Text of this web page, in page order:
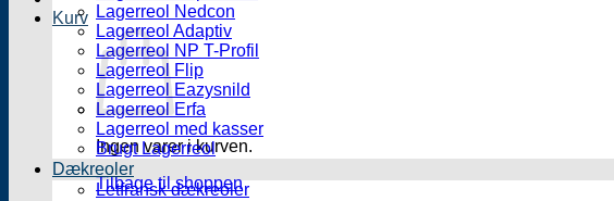
Kurv
Ingen varer i kurven.
Tilbage til shoppen
Lagerreol Nedcon
Lagerreol Adaptiv
Lagerreol NP T-Profil
Lagerreol Flip
Lagerreol Eazysnild
Lagerreol Erfa
Lagerreol med kasser
Brugt Lagerreol
Dækreoler
Letfransk dækreoler